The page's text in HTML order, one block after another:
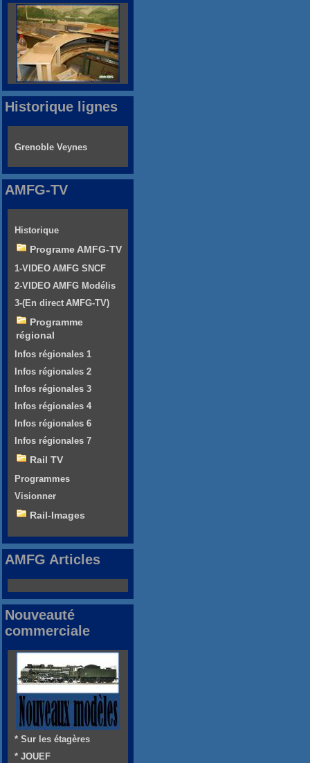
Historique lignes
Grenoble Veynes
AMFG-TV
Historique
Programe AMFG-TV
1-VIDEO AMFG SNCF
2-VIDEO AMFG Modélis
3-(En direct AMFG-TV)
Programme
régional
Infos régionales 1
Infos régionales 2
Infos régionales 3
Infos régionales 4
Infos régionales 6
Infos régionales 7
Rail TV
Programmes
Visionner
Rail-Images
AMFG Articles
Nouveauté
commerciale
* Sur les étagères
* JOUEF